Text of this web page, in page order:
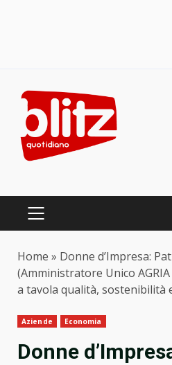
content
PRIMARY
Home » Donne d’Impresa:
(Amministratore Unico
a tavola qualità, sostenibilità
Aziende Economia
Donne